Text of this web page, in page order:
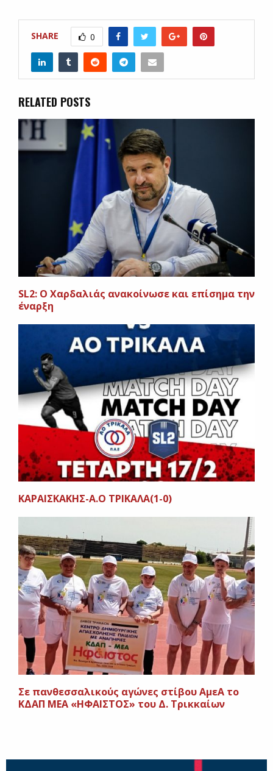
SHARE 0
RELATED POSTS
SL2: Ο Χαρδαλιάς ανακοίνωσε και επίσημα την
έναρξη
ΚΑΡΑΙΣΚΑΚΗΣ-Α.Ο ΤΡΙΚΑΛΑ(1-0)
Σε πανθεσσαλικούς αγώνες στίβου ΑμεΑ το
ΚΔΑΠ ΜΕΑ «ΗΦΑΙΣΤΟΣ» του Δ. Τρικκαίων